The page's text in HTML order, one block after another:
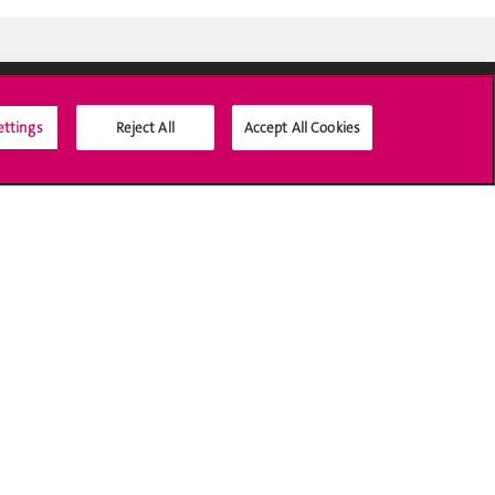
Médias sociaux UNIGE
Reject All Accept All Cookies